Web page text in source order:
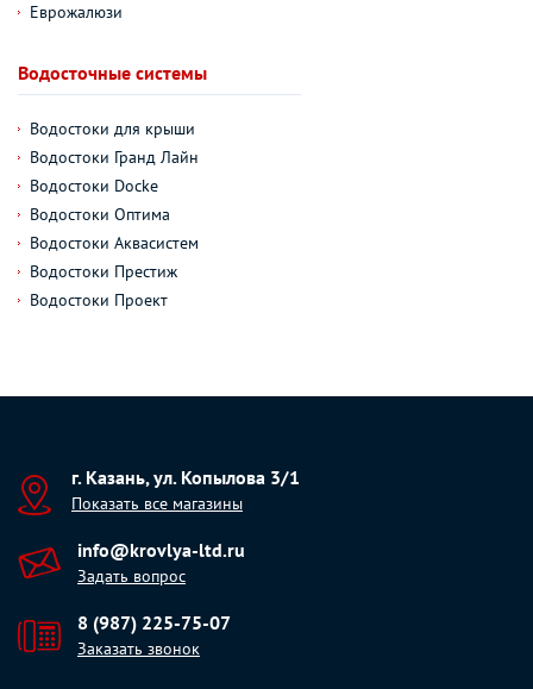
Еврожалюзи
Водосточные системы
Водостоки для крыши
Водостоки Гранд Лайн
Водостоки Docke
Водостоки Оптима
Водостоки Аквасистем
Водостоки Престиж
Водостоки Проект
г. Казань, ул. Копылова 3/1
Показать все магазины
info@krovlya-ltd.ru
Задать вопрос
8 (987) 225-75-07
Заказать звонок